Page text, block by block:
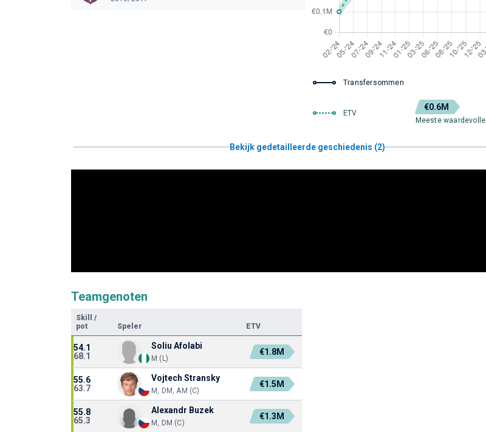
Transfersommen
ETV
€0.6M
Meeste waardevolle
Bekijk gedetailleerde geschiedenis (2)
Teamgenoten
Skill
/
pot
Speler ETV
54.1
68.1
Soliu Afolabi
M (L)
€1.8M
55.6
63.7
Vojtech Stransky
M, DM, AM (C)
€1.5M
55.8
65.3
Alexandr Buzek
M, DM (C)
€1.3M